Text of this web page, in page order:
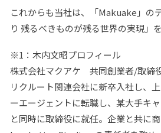
これからも当社は、「Makuake」の
り 残るべきものが残る世界の実現」
※1：木内文昭プロフィール
株式会社マクアケ 共同創業者/取締
リクルート関連会社に新卒入社し、
ーエージェントに転職し、某大手キ
と同時に取締役に就任。企業と共に